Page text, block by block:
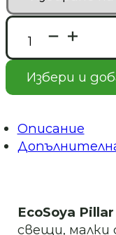
18.78 лв.
through
147.00 €
/
287.51 лв.
количество
за
EcoSoya
Pillar
Blend-
натурален
восък
за
Избери и
Описание
EcoSoya
свещи, малки